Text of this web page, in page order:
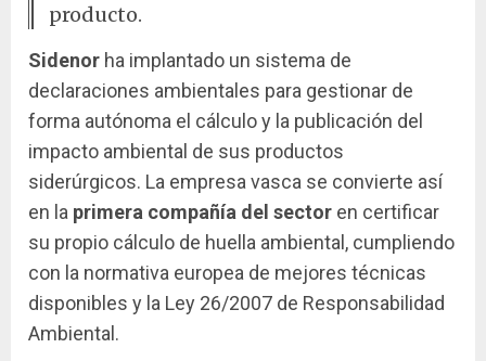
producto.
Sidenor ha implantado un sistema de
declaraciones ambientales para gestionar de
forma autónoma el cálculo y la publicación del
impacto ambiental de sus productos
siderúrgicos. La empresa vasca se convierte así
en la primera compañía del sector en certificar
su propio cálculo de huella ambiental, cumpliendo
con la normativa europea de mejores técnicas
disponibles y la Ley 26/2007 de Responsabilidad
Ambiental.